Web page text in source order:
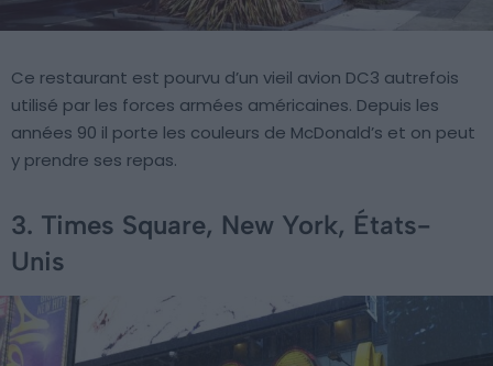
Ce restaurant est pourvu d’un vieil avion DC3 autrefois
utilisé par les forces armées américaines. Depuis les
années 90 il porte les couleurs de McDonald’s et on peut
y prendre ses repas.
3. Times Square, New York, États-
Unis